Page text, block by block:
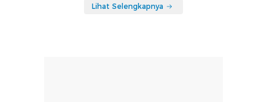
Lihat Selengkapnya